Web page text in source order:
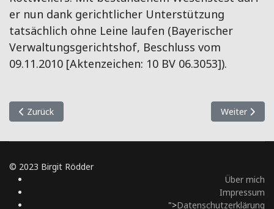
er nun dank gerichtlicher Unterstützung
tatsächlich ohne Leine laufen (Bayerischer
Verwaltungsgerichtshof, Beschluss vom
09.11.2010 [Aktenzeichen: 10 BV 06.3053]).
Vorheriger Beitrag: Schicksal Scheidungshund
Zurück Nächster
Weiter
© 2023 Birgit Rödder
Über mich
Impressum
">Datenschutzerklärung